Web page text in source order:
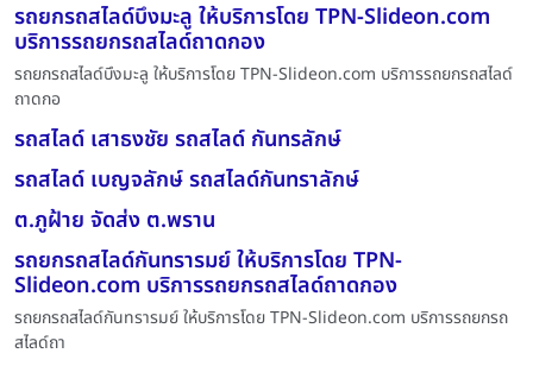
รถยกรถสไลด์บึงมะลู ให้บริการโดย TPN-Slideon.com
บริการรถยกรถสไลด์ถาดกอง
รถยกรถสไลด์บึงมะลู ให้บริการโดย TPN-Slideon.com บริการรถยกรถสไลด์
ถาดกอ
รถสไลด์ เสาธงชัย รถสไลด์ กันทรลักษ์
รถสไลด์ เบญจลักษ์ รถสไลด์กันทราลักษ์
ต.ภูฝ้าย จัดส่ง ต.พราน
รถยกรถสไลด์กันทรารมย์ ให้บริการโดย TPN-
Slideon.com บริการรถยกรถสไลด์ถาดกอง
รถยกรถสไลด์กันทรารมย์ ให้บริการโดย TPN-Slideon.com บริการรถยกรถ
สไลด์ถา